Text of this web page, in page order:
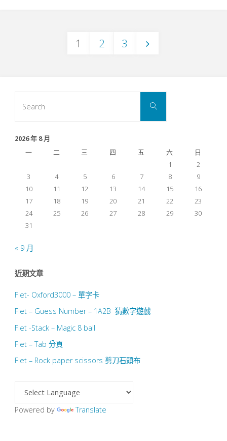
Calculator"
頁
1 2 3
Search
2026 年 8 月
一
二 三 四 五 六
日
1
2
3
4 5 6 7 8
9
10
11 12 13 14 15
16
17
18 19 20 21 22
23
24
25 26 27 28 29
30
31
« 9 月
近期文章
Flet- Oxford3000 – 單字卡
Flet – Guess Number – 1A2B 猜數字遊戲
Flet -Stack – Magic 8 ball
Flet – Tab 分頁
Flet – Rock paper scissors 剪刀石頭布
Powered by Translate